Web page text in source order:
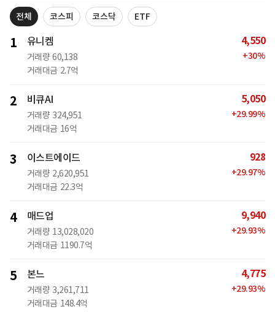
전체 코스피 코스닥 ETF
1 유니켐
거래량 60,138
거래대금 2.7억
4,550
+30%
2 비큐AI
거래량 324,951
거래대금 16억
5,050
+29.99%
3 이스트에이드
거래량 2,620,951
거래대금 22.3억
928
+29.97%
4 매드업
거래량 13,028,020
거래대금 1190.7억
9,940
+29.93%
5 본느
거래량 3,261,711
거래대금 148.4억
4,775
+29.93%